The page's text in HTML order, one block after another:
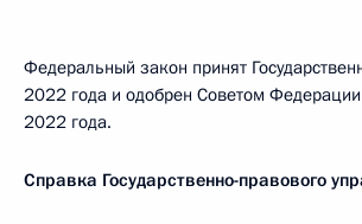
Федеральный закон принят
2022 года и одобрен Советом
2022 года.
Справка Государственно-правового